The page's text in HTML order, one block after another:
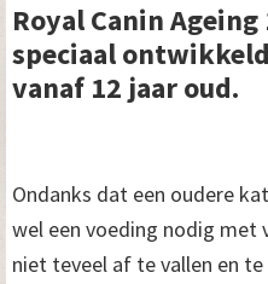
Royal Canin
speciaal
vanaf 12 jaar oud.
Ondanks dat een oudere
wel een voeding nodig met
niet teveel af te vallen en te